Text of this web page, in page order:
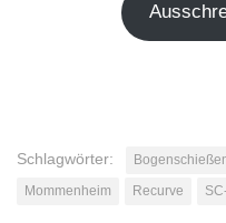
Schlagwörter:
Mommenheim
Recurve